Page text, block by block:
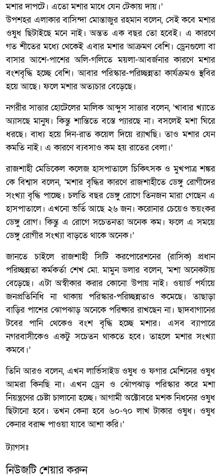
মশার দাপটে। এতো মশার মাধে যেন টেকায় দায়।’
উপশহর এলাকার বাসিন্দা মোন্তাজুর রহমান বলেন, সেই কবে মশার
ওষুধ ছিটাইছে মনে নাই। অন্তত এক বছর তো হবেই। এ কারণে
গত শীতের মধ্যে থেকেই এবার মশার আক্রমণ বেশি। ড্রেনগুলো বা
বাসার আশে-পাশের অলি-গলিতে ময়লা-আবর্জনার কারণে মশার
বংশবৃদ্ধি হচ্ছে বেশি। আবার পরিস্কার-পরিচ্ছন্নতা কার্যক্রমও স্থবির
হয়ে আছে। ফলে মশার অত্যচার বেড়েছে।
নগরীর সাত্তার হোটেলের মালিক আব্দুস সাত্তার বলেন, ‘খাবার খ্যাতে
অ্যাসছে মানুষ। কিন্তু শান্তিতে বস্তে প্যারছে না। বসলেই মশা ঘিরে
ধরছে। বাধ্য হয়ে দিন-রাত কয়েল দিয়ে র‌্যাখছি। তাও মশার যেন
কমতি নাই। এ কারণে ব্যবসাও কম হয় রাতের বেলা।’
রাজশাহী মেডিকেল কলেজ হাসপাতালে চিকিৎসক ও মুখপাত্র শঙ্কর
কে বিশ্বাস বলেন, ‘মশার বৃদ্ধির কারণে রাজশাহীতে ডেঙ্গু রোগীদের
সংখ্যা বৃদ্ধি পাচ্ছে। চলতি বছর ডেঙ্গু রোগে তিনজন মারা গেছেন এ
হাসপাতালে। এখনো ভর্তি আছে ২৬ জন। করোনার চেয়েও ভয়ংকর
ডেঙ্গু রোগ। কিন্তু এ রোগে সচেতনতা অনেক কম। ফলে এ সময়ে
ডেঙ্গু রোগীর সংখ্যা বাড়তে থাকে অনেক।’
জানতে চাইলে রাজশাহী সিটি করপোরেশনের (রাসিক) প্রধান
পরিচ্ছন্নতা কর্মকর্তা শেখ মো. মামুন ডলার বলেন, ‘মশা অনেকটায়
বেড়েছে। এটা অস্বীকার করার কোনো উপায় নাই। ওয়ার্ড পর্যায়ে
জনপ্রতিনিধি না থাকায় পরিস্কার-পরিচ্ছন্নতাও কমেছে। তাছাড়া
বাড়ির পাশের ঝোপঝাড় অনেকে পরিষ্কার রাখছেন না। ছাদবাগানের
টবের পানি থেকেও বংশ বৃদ্ধি হচ্ছে মশার। এসব ব্যাপারে
নগরবাসীকেও একটু সচেতন থাকতে হবে। তাহলে মশার সংখ্যা
কমবে।’
তিনি আরও বলেন, এখন লার্ভিসাইড ওষুধ ও ফগার মেশিনের ওষুধ
আমরা কিনছি না। এখন ড্রেন ও ঝোঁপঝাড় পরিস্কার করে মশা
নিয়ন্ত্রণের চেষ্টা চালানো হচ্ছে। আগামী অক্টোবরে মশক নিধনের ওষুধ
ছিটানো হবে। তখন কেনা হবে ৬০-৭০ লাখ টাকার ওষুধ। ওষুধ
কেনার বরাদ্দ পাওয়া যাবে আশা করি।’
ট্যাগসঃ
নিউজটি শেয়ার করুন